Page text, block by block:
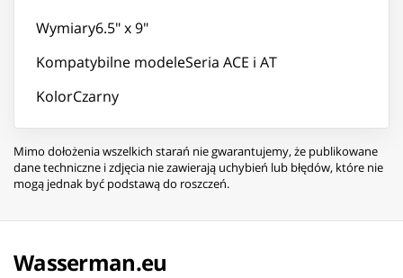
Wymiary6.5" x 9"
Kompatybilne modeleSeria ACE i AT
KolorCzarny
Mimo dołożenia wszelkich starań nie gwarantujemy, że publikowane
dane techniczne i zdjęcia nie zawierają uchybień lub błędów, które nie
mogą jednak być podstawą do roszczeń.
Wasserman.eu